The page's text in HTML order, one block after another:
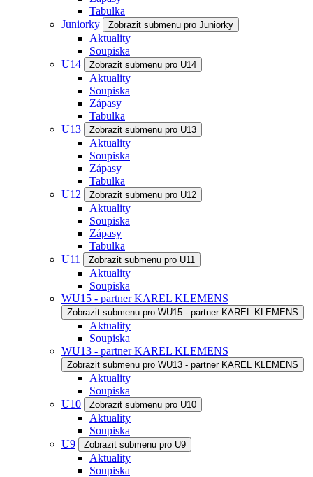
Tabulka
Juniorky
Zobrazit submenu pro Juniorky
Aktuality
Soupiska
U14
Zobrazit submenu pro U14
Aktuality
Soupiska
Zápasy
Tabulka
U13
Zobrazit submenu pro U13
Aktuality
Soupiska
Zápasy
Tabulka
U12
Zobrazit submenu pro U12
Aktuality
Soupiska
Zápasy
Tabulka
U11
Zobrazit submenu pro U11
Aktuality
Soupiska
WU15 - partner KAREL KLEMENS
Zobrazit submenu pro WU15 - partner KAREL KLEMENS
Aktuality
Soupiska
WU13 - partner KAREL KLEMENS
Zobrazit submenu pro WU13 - partner KAREL KLEMENS
Aktuality
Soupiska
U10
Zobrazit submenu pro U10
Aktuality
Soupiska
U9
Zobrazit submenu pro U9
Aktuality
Soupiska